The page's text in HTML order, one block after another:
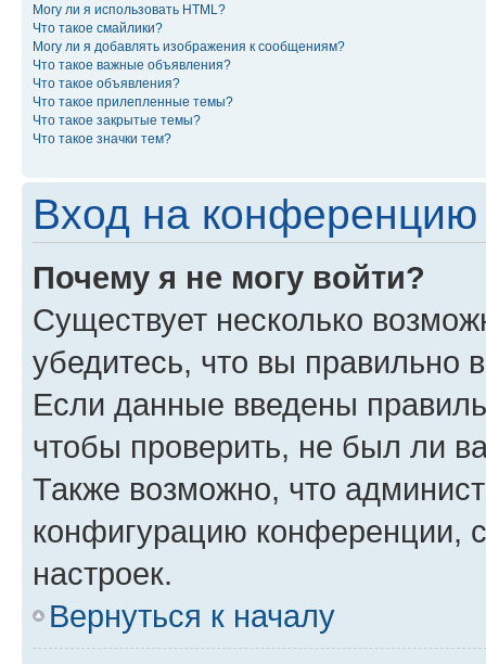
Могу ли я использовать HTML?
Что такое смайлики?
Могу ли я добавлять изображения к сообщениям?
Что такое важные объявления?
Что такое объявления?
Что такое прилепленные темы?
Что такое закрытые темы?
Что такое значки тем?
Вход на конференцию
Почему я не могу войти?
Существует несколько
убедитесь, что вы правильно
Если данные введены
чтобы проверить, не был ли
Также возможно, что
конфигурацию конференции,
настроек.
Вернуться к началу